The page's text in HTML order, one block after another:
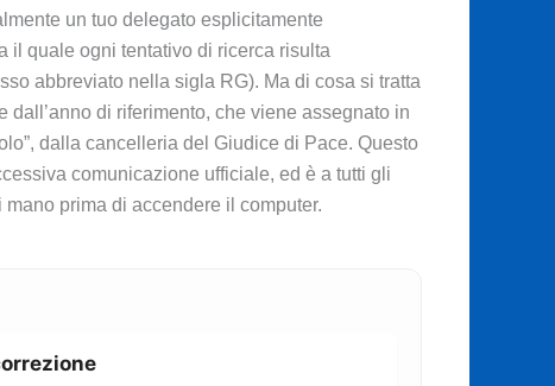
un tuo delegato esplicitamente
il quale ogni tentativo di ricerca risulta
abbreviato nella sigla RG). Ma di cosa si tratta
di riferimento, che viene assegnato in
dalla cancelleria del Giudice di Pace. Questo
comunicazione ufficiale, ed è a tutti gli
prima di accendere il computer.